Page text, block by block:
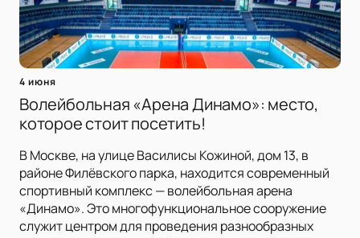
4 июня
Волейбольная «Арена Динамо»: место,
которое стоит посетить!
В Москве, на улице Василисы Кожиной, дом 13, в
районе Филёвского парка, находится современный
спортивный комплекс — волейбольная арена
«Динамо». Это многофункциональное сооружение
служит центром для проведения разнообразных